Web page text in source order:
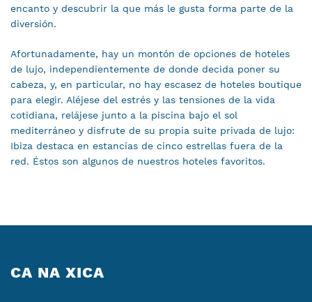
encanto y descubrir la que más le gusta forma parte de la
diversión.
Afortunadamente, hay un montón de opciones de hoteles
de lujo, independientemente de donde decida poner su
cabeza, y, en particular, no hay escasez de hoteles boutique
para elegir. Aléjese del estrés y las tensiones de la vida
cotidiana, relájese junto a la piscina bajo el sol
mediterráneo y disfrute de su propia suite privada de lujo:
Ibiza destaca en estancias de cinco estrellas fuera de la
red. Éstos son algunos de nuestros hoteles favoritos.
CA NA XICA